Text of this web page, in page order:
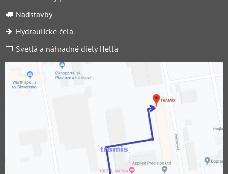
Nadstavby
Hydraulické čelá
Svetlá a náhradné diely Hella